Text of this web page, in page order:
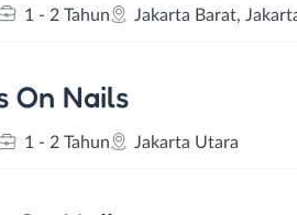
1 - 2 Tahun Jakarta Barat,
On Nails
1 - 2 Tahun Jakarta Utara